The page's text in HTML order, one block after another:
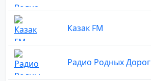
Казак FM
Радио Родных Дорог